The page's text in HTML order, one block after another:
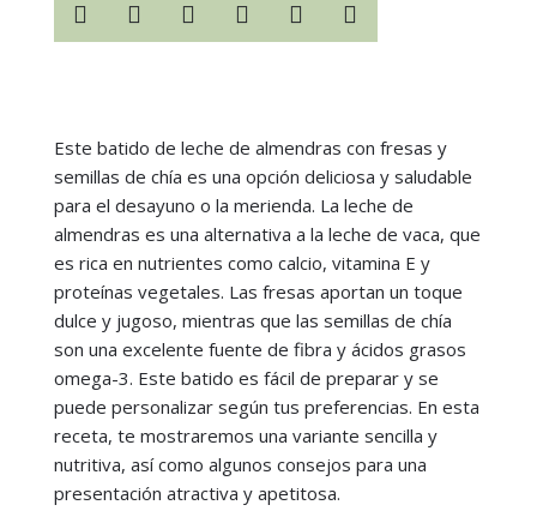
     
Este batido de leche de almendras con fresas y
semillas de chía es una opción deliciosa y saludable
para el desayuno o la merienda. La leche de
almendras es una alternativa a la leche de vaca, que
es rica en nutrientes como calcio, vitamina E y
proteínas vegetales. Las fresas aportan un toque
dulce y jugoso, mientras que las semillas de chía
son una excelente fuente de fibra y ácidos grasos
omega-3. Este batido es fácil de preparar y se
puede personalizar según tus preferencias. En esta
receta, te mostraremos una variante sencilla y
nutritiva, así como algunos consejos para una
presentación atractiva y apetitosa.